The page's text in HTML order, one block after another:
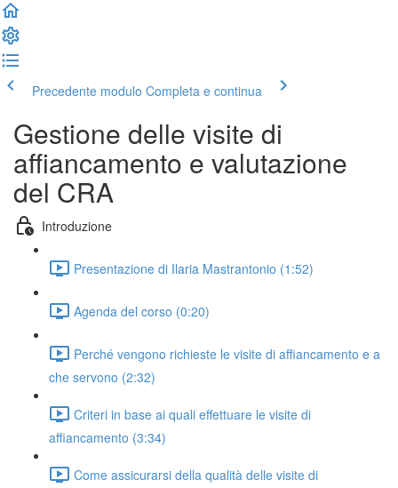
Precedente modulo Completa e continua
Gestione delle visite di
affiancamento e valutazione
del CRA
Introduzione
Presentazione di Ilaria Mastrantonio (1:52)
Agenda del corso (0:20)
Perché vengono richieste le visite di affiancamento e a
che servono (2:32)
Criteri in base ai quali effettuare le visite di
affiancamento (3:34)
Come assicurarsi della qualità delle visite di